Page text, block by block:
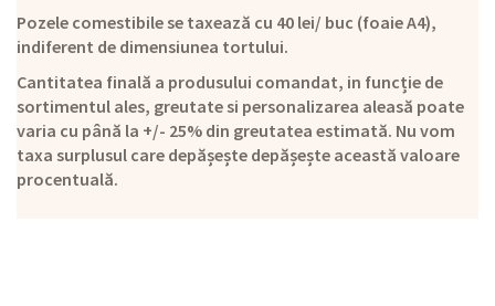
Pozele comestibile se taxează cu 40 lei/ buc (foaie A4),
indiferent de dimensiunea tortului.
Cantitatea finală a produsului comandat, in funcție de
sortimentul ales, greutate si personalizarea aleasă poate
varia cu până la +/- 25% din greutatea estimată. Nu vom
taxa surplusul care depășește depășește această valoare
procentuală.